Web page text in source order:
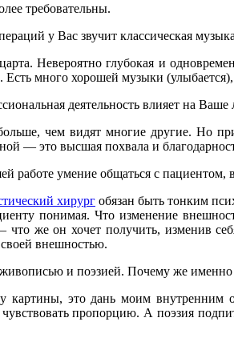
требовательны.
у Вас звучит классическая
Невероятно глубокая и
много хорошей музыки
деятельность влияет на
чем видят многие другие. Но
— это высшая похвала и
работе умение общаться с пациентом,
хирург обязан быть тонким
понимая. Что изменение
же он хочет получить, изменив
внешностью.
и поэзией. Почему же именно
это дань моим внутренним
пропорцию. А поэзия